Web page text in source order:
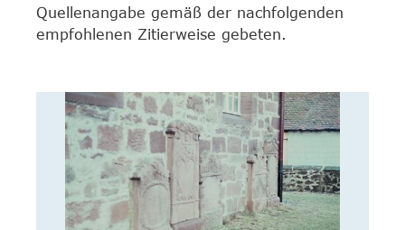
Quellenangabe gemäß der nachfolgenden
empfohlenen Zitierweise gebeten.